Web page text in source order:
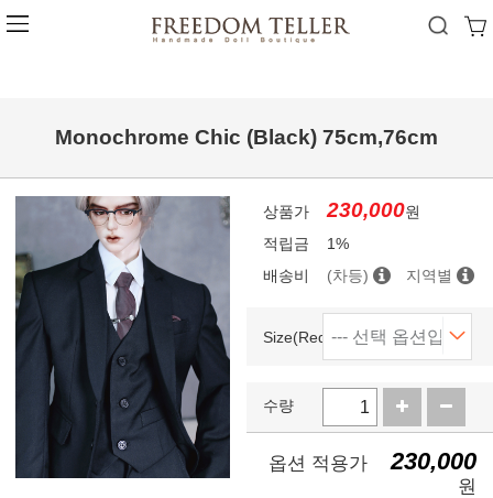
Monochrome Chic (Black) 75cm,76cm
상품가 230,000원
적립금
1%
배송비
(차등) 지역별
Size(Required)
수량
옵션 적용가 230,000
원